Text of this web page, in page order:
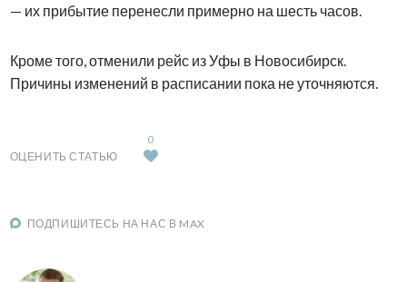
— их прибытие перенесли примерно на шесть часов.
Кроме того, отменили рейс из Уфы в Новосибирск.
Причины изменений в расписании пока не уточняются.
ОЦЕНИТЬ СТАТЬЮ
0
ПОДПИШИТЕСЬ НА НАС В MAX